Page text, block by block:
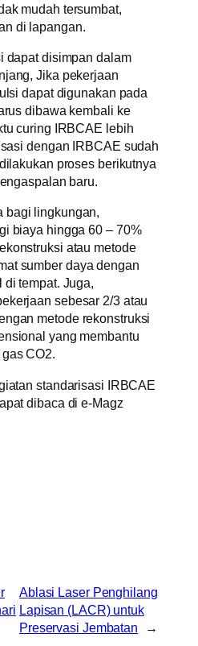
mudah tersumbat,
di lapangan.
dapat disimpan dalam
Jika pekerjaan
dapat digunakan pada
dibawa kembali ke
curing IRBCAE lebih
dengan IRBCAE sudah
proses berikutnya
baru.
bagi lingkungan,
biaya hingga 60 – 70%
atau metode
sumber daya dengan
di tempat. Juga,
sebesar 2/3 atau
metode rekonstruksi
yang membantu
CO2.
standarisasi IRBCAE
dibaca di e-Magz
Ablasi Laser Penghilang
Lapisan (LACR) untuk
Preservasi Jembatan
→